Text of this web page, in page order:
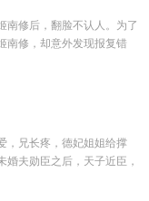
南修后，翻脸不认人。为了
南修，却意外发现报复错
，兄长疼，德妃姐姐给撑
婚夫勋臣之后，天子近臣，